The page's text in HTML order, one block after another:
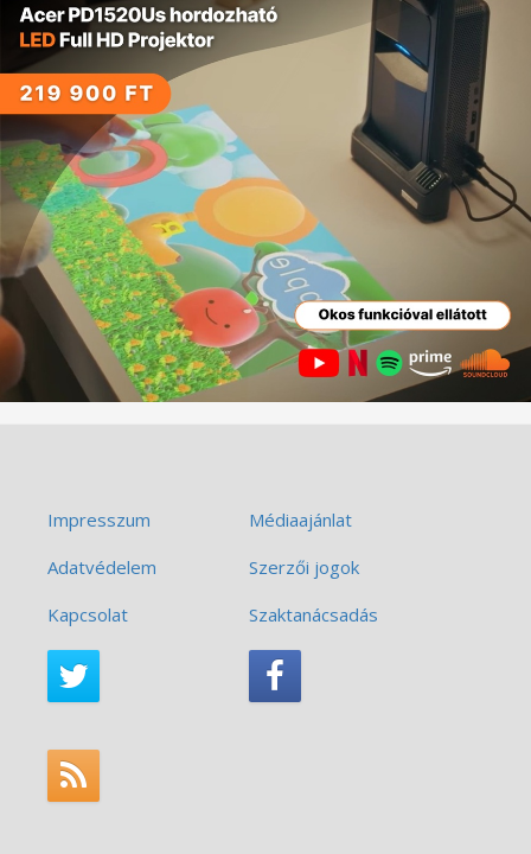
Impresszum
Médiaajánlat
Adatvédelem
Szerzői jogok
Kapcsolat
Szaktanácsadás